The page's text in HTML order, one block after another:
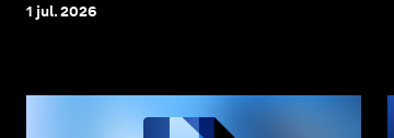
1 jul. 2026